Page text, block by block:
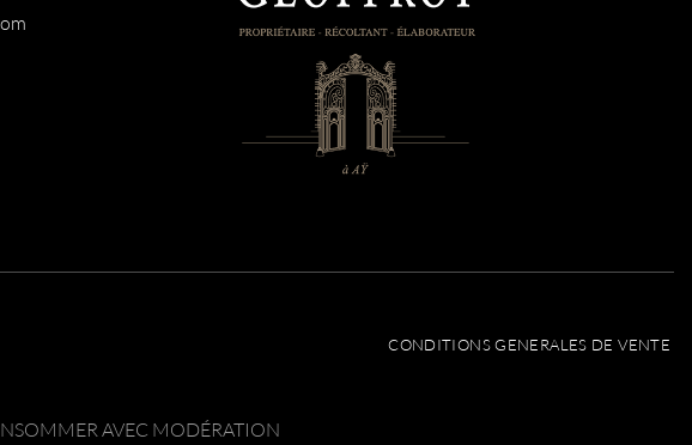
CONDITIONS GENERALES DE VENTE
AVEC MODÉRATION